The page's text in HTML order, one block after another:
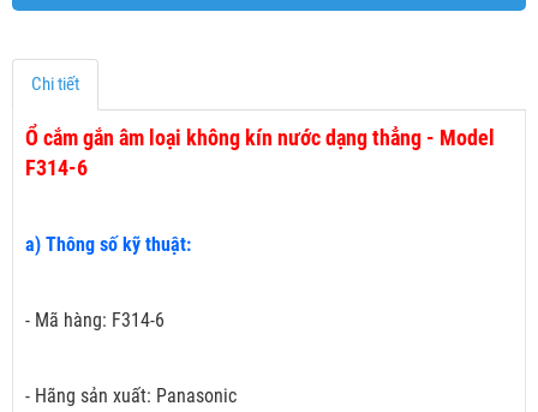
Chi tiết
Ổ cắm gắn âm loại không kín nước dạng thẳng - Model
F314-6
a) Thông số kỹ thuật:
- Mã hàng: F314-6
- Hãng sản xuất: Panasonic